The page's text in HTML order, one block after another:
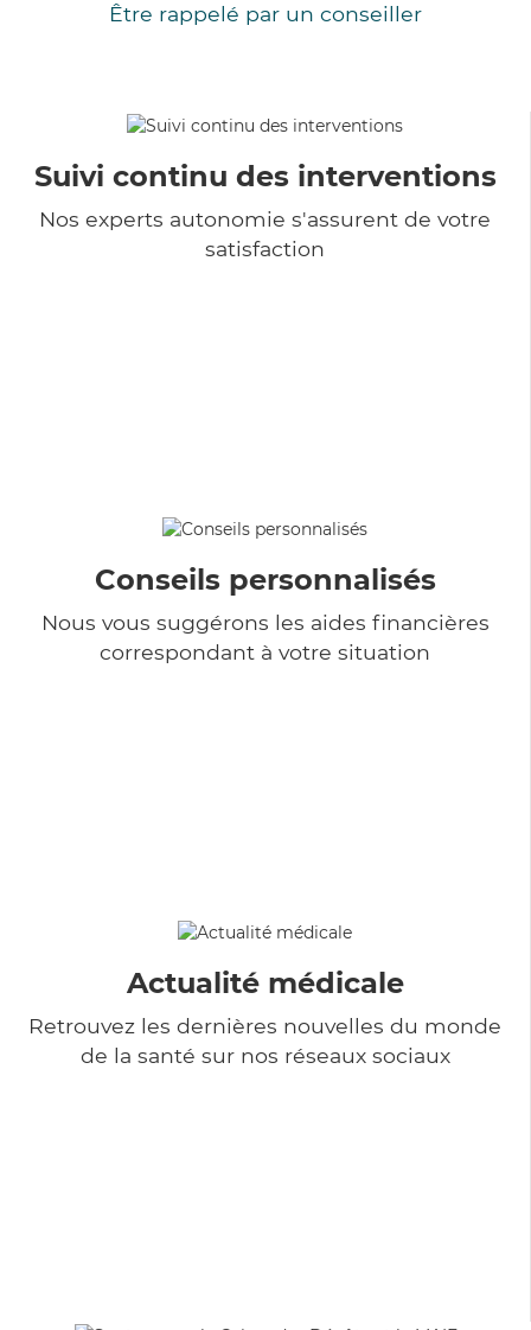
Être rappelé par un conseiller
Suivi continu des interventions
Nos experts autonomie s'assurent de votre
satisfaction
Conseils personnalisés
Nous vous suggérons les aides financières
correspondant à votre situation
Actualité médicale
Retrouvez les dernières nouvelles du monde
de la santé sur nos réseaux sociaux